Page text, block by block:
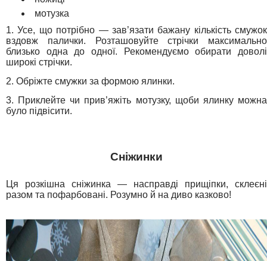
мотузка
1. Усе, що потрібно — зав’язати бажану кількість смужок
вздовж палички. Розташовуйте стрічки максимально
близько одна до одної.
Рекомендуємо обирати доволі
широкі стрічки.
2. Обріжте смужки за формою ялинки.
3. Приклейте чи прив’яжіть мотузку, щоби ялинку можна
було підвісити.
Сніжинки
Ця розкішна сніжинка — насправді прищіпки, склеєні
разом та пофарбовані. Розумно й на диво казково!